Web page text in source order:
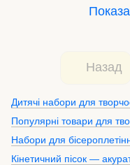
Назад
Дитячі набори для
Популярні товари для
Набори для
Кінетичний пісок —